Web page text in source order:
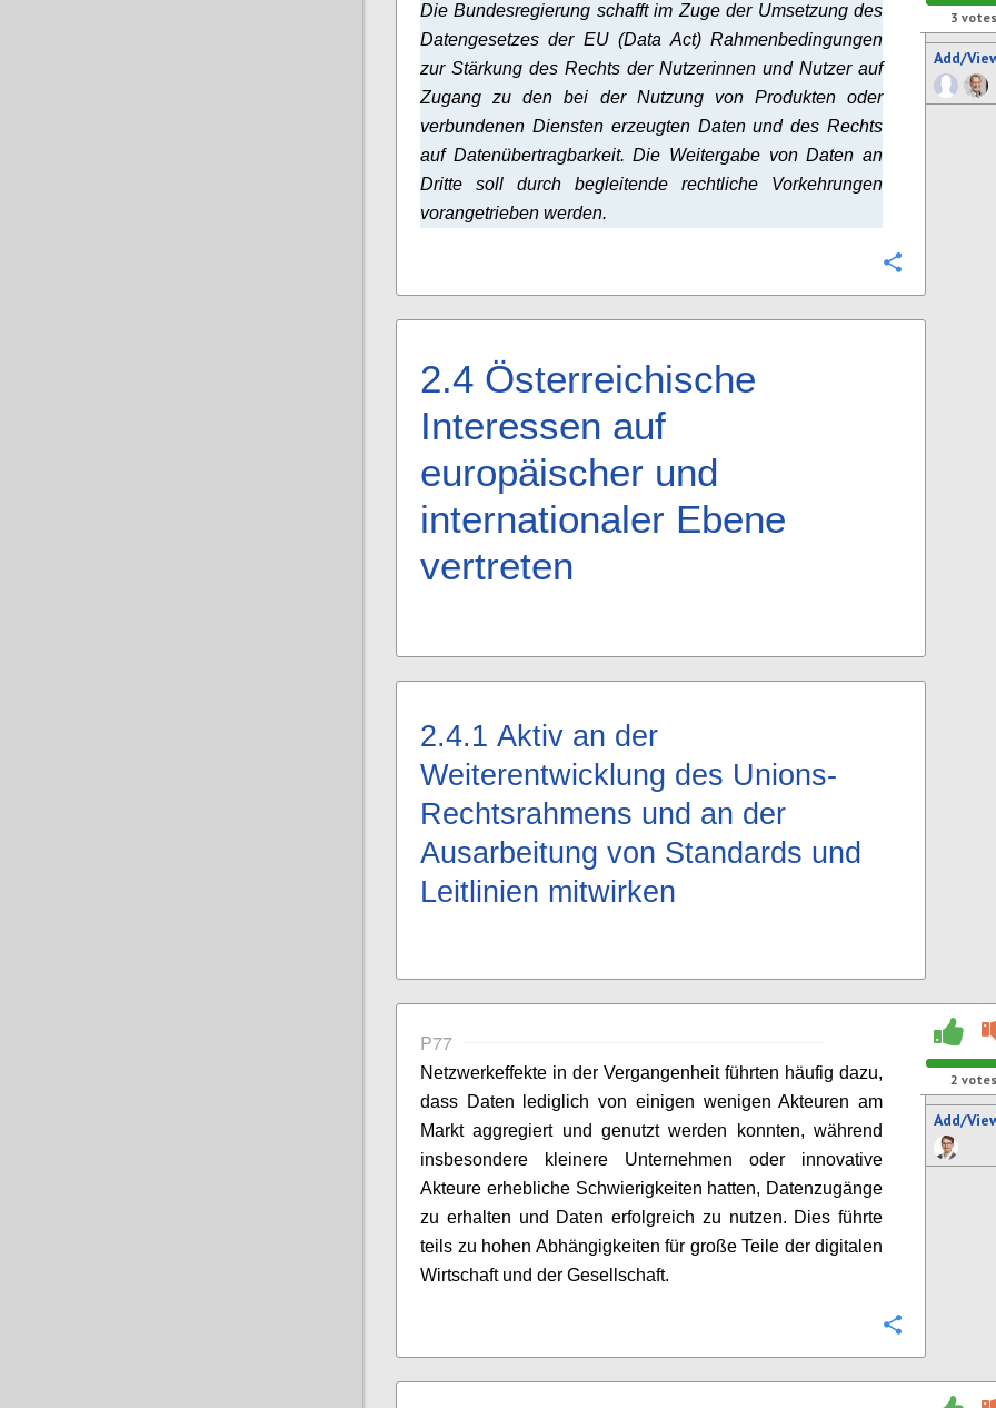
Die Bundesregierung schafft im Zuge der Umsetzung des
Datengesetzes der EU (Data Act) Rahmenbedingungen
zur Stärkung des Rechts der Nutzerinnen und Nutzer auf
Zugang zu den bei der Nutzung von Produkten oder
verbundenen Diensten erzeugten Daten und des Rechts
auf Datenübertragbarkeit. Die Weitergabe von Daten an
Dritte soll durch begleitende rechtliche Vorkehrungen
vorangetrieben werden.
3 votes
Add/
2.4 Österreichische
Interessen auf
europäischer und
internationaler Ebene
vertreten
2.4.1 Aktiv an der
Weiterentwicklung des Unions-
Rechtsrahmens und an der
Ausarbeitung von Standards und
Leitlinien mitwirken
P77
Netzwerkeffekte in der Vergangenheit führten häufig dazu,
dass Daten lediglich von einigen wenigen Akteuren am
Markt aggregiert und genutzt werden konnten, während
insbesondere kleinere Unternehmen oder innovative
Akteure erhebliche Schwierigkeiten hatten, Datenzugänge
zu erhalten und Daten erfolgreich zu nutzen. Dies führte
teils zu hohen Abhängigkeiten für große Teile der digitalen
Wirtschaft und der Gesellschaft.
2 votes
Add/